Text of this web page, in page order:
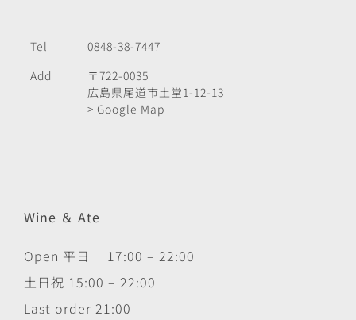
Tel
0848-38-7447
Add
〒722-0035
広島県尾道市土堂1-12-13
> Google Map
Wine ＆ Ate
Open 平日 17:00 – 22:00
土日祝 15:00 – 22:00
Last order 21:00